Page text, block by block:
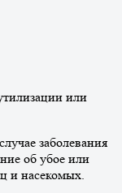
или
заболевания
об убое или
и насекомых.